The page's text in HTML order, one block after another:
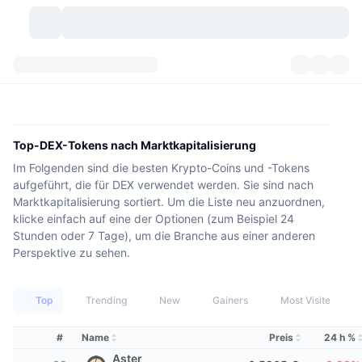
Kategorien
Historische Momentaufnahmen
Token-Freischaltungen
Marktübersicht
Spot-Markt
Anzahl der Kryptowährungen
Signale New
Im Trend
Neu
Börsen
Zentralisierte Börsen
Spot
Dezentrale Börsen
Community
Feeds
API
Krypto-API
Produkte
Top-DEX-Tokens nach Marktkapitalisierung
Im Folgenden sind die besten Krypto-Coins und -Tokens
aufgeführt, die für DEX verwendet werden. Sie sind nach
Marktkapitalisierung sortiert. Um die Liste neu anzuordnen,
klicke einfach auf eine der Optionen (zum Beispiel 24
Stunden oder 7 Tage), um die Branche aus einer anderen
Perspektive zu sehen.
Top Trending New Gainers Most Visited
# Name Preis 24 h %
Aster